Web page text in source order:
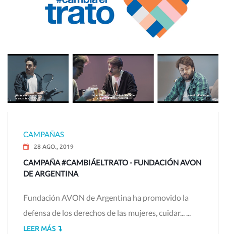
CAMPAÑAS
28 AGO., 2019
CAMPAÑA #CAMBIÁELTRATO - FUNDACIÓN AVON
DE ARGENTINA
Fundación AVON de Argentina ha promovido la
defensa de los derechos de las mujeres, cuidar... ...
LEER MÁS